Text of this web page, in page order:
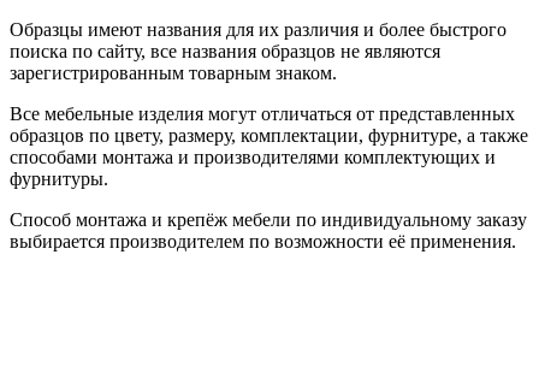
Образцы имеют названия для их различия и более быстрого
поиска по сайту, все названия образцов не являются
зарегистрированным товарным знаком.
Все мебельные изделия могут отличаться от представленных
образцов по цвету, размеру, комплектации, фурнитуре, а также
способами монтажа и производителями комплектующих и
фурнитуры.
Способ монтажа и крепёж мебели по индивидуальному заказу
выбирается производителем по возможности её применения.